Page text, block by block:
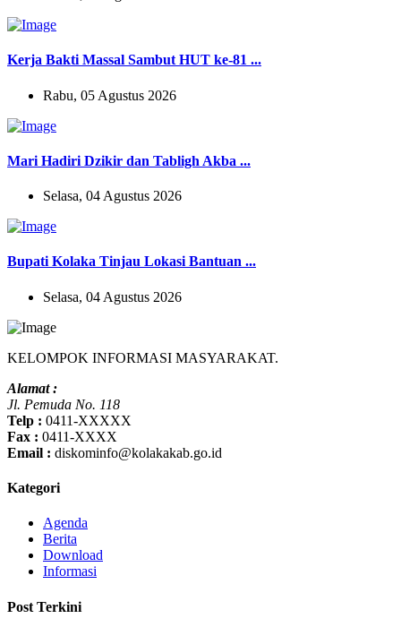
Kerja Bakti Massal Sambut HUT ke-81 ...
Rabu, 05 Agustus 2026
Mari Hadiri Dzikir dan Tabligh Akba ...
Selasa, 04 Agustus 2026
Bupati Kolaka Tinjau Lokasi Bantuan ...
Selasa, 04 Agustus 2026
KELOMPOK INFORMASI MASYARAKAT.
Alamat :
Jl. Pemuda No. 118
Telp : 0411-XXXXX
Fax : 0411-XXXX
Email : diskominfo@kolakakab.go.id
Kategori
Agenda
Berita
Download
Informasi
Post Terkini